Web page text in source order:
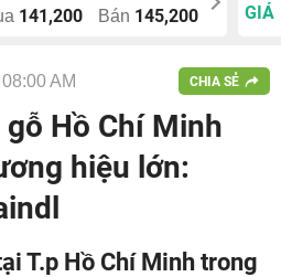
141,200 Bán 145,200
GIÁ
AM CHIA SẺ
Hồ Chí Minh
hiệu lớn:
T.p Hồ Chí Minh trong